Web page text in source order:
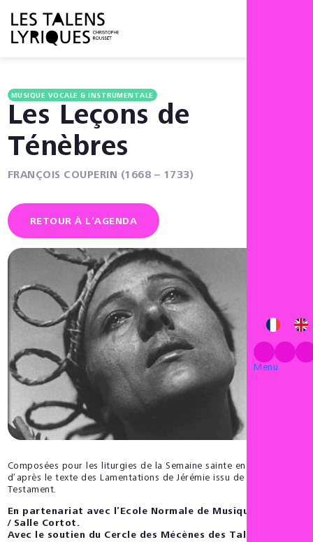
Menu
MUSIQUE VOCALE & INSTRUMENTALE
Les Leçons de
Ténèbres
FRANÇOIS COUPERIN (1668 – 1733)
RETOUR À L’AGENDA
Composées pour les liturgies de la Semaine sainte en 1714,
d’après le texte des Lamentations de Jérémie issu de l’Ancien
Testament.
En partenariat avec l’Ecole Normale de Musique de Paris
/ Salle Cortot.
Avec le soutien du Cercle des Mécènes des Talens